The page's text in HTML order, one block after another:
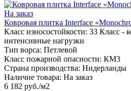
На заказ
Ковровая плитка Interface
Класс износостойкости: 33 Класс -
интенсивные нагрузки
Тип ворса: Петлевой
Класс пожарной опасности: КМ3
Страна производства: Нидерланды
Наличие товара: На заказ
6 182 руб./м2